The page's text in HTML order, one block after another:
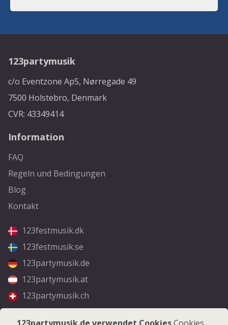
123partymusik
c/o Eventzone ApS, Nørregade 49
7500 Holstebro, Denmark
CVR: 43349414
Information
FAQ
Regeln und Bedingungen
Blog
Kontakt
123festmusik.dk
123festmusik.se
123partymusik.de
123partymusik.at
123partymusik.ch
Folgen Sie uns